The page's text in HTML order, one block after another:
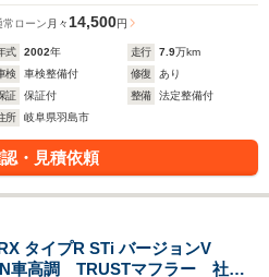
常ローン 月々 14,500円
式 2002年 走行 7.9万km
検
車検整備付 修復
あり
証
保証付 整備
法定整備付
所
岐阜県羽島市
・見積依頼
タイプR STi バージョンV
高調 TRUSTマフラー 社外